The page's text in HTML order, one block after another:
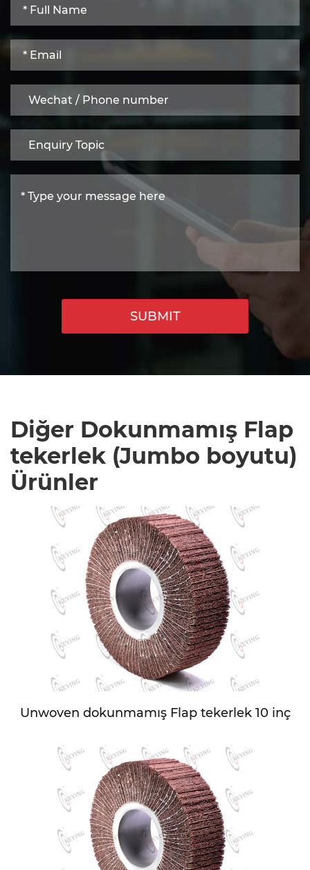
SUBMIT
Diğer Dokunmamış Flap
tekerlek (Jumbo boyutu)
Ürünler
Unwoven dokunmamış Flap tekerlek 10 inç